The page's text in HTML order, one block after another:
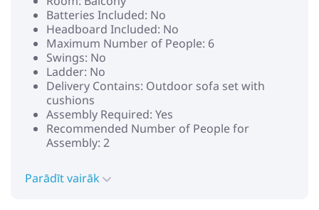
Batteries Included: No
Headboard Included: No
Maximum Number of People: 6
Swings: No
Ladder: No
Delivery Contains: Outdoor sofa set with
cushions
Assembly Required: Yes
Recommended Number of People for
Assembly: 2
Parādīt vairāk